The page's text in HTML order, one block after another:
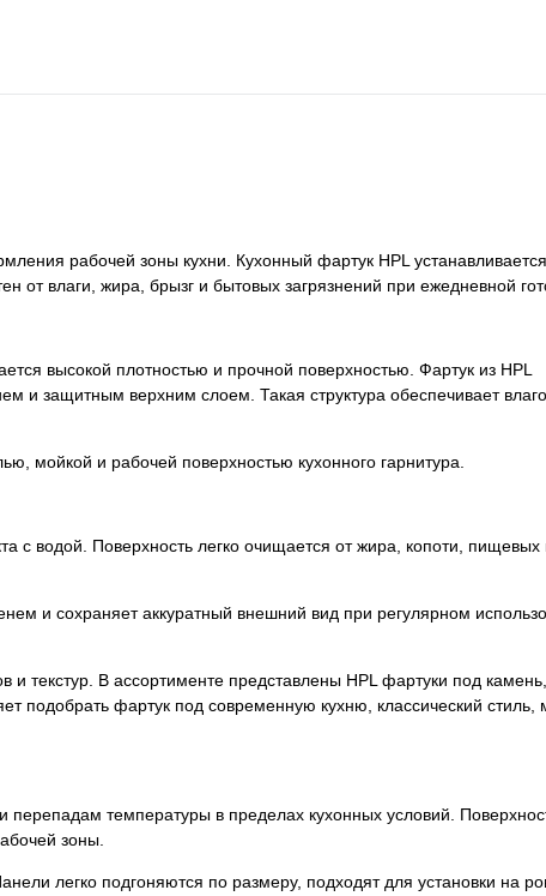
рабочей зоны кухни. Кухонный фартук HPL
влаги, жира, брызг и бытовых загрязнений при ежедневной
высокой плотностью и прочной поверхностью. Фартук из HPL
защитным верхним слоем. Такая структура обеспечивает
мойкой и рабочей поверхностью кухонного гарнитура.
с водой. Поверхность легко очищается от жира, копоти, пищевых
и сохраняет аккуратный внешний вид при регулярном
текстур. В ассортименте представлены HPL фартуки под
подобрать фартук под современную кухню, классический стиль,
перепадам температуры в пределах кухонных условий.
зоны.
легко подгоняются по размеру, подходят для установки на